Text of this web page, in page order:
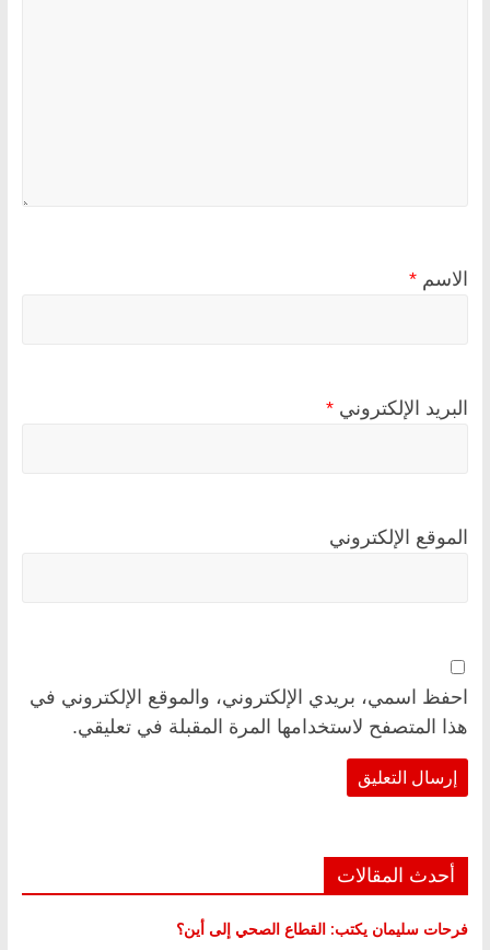
الاسم *
البريد الإلكتروني *
الموقع الإلكتروني
احفظ اسمي، بريدي الإلكتروني، والموقع الإلكتروني في
هذا المتصفح لاستخدامها المرة المقبلة في تعليقي.
أحدث المقالات
فرحات سليمان يكتب: القطاع الصحي إلى أين؟